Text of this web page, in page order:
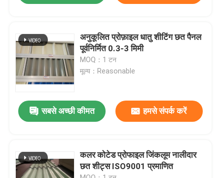
संपर्क करें
एक उद्धरण का अनुरोध करें
प्रीफैब स्टील वेयरहाउस
रॉकवूल सैंडविच पैनल
अनुकूलित प्रोफ़ाइल धातु शीटिंग छत पैनल
पूर्वनिर्मित 0.3-3 मिमी
MOQ：1 टन
मूल्य：Reasonable
सबसे अच्छी कीमत हमसे संपर्क करें
कलर कोटेड प्रोफाइल जिंकलूम नालीदार
छत शीट्स ISO9001 प्रमाणित